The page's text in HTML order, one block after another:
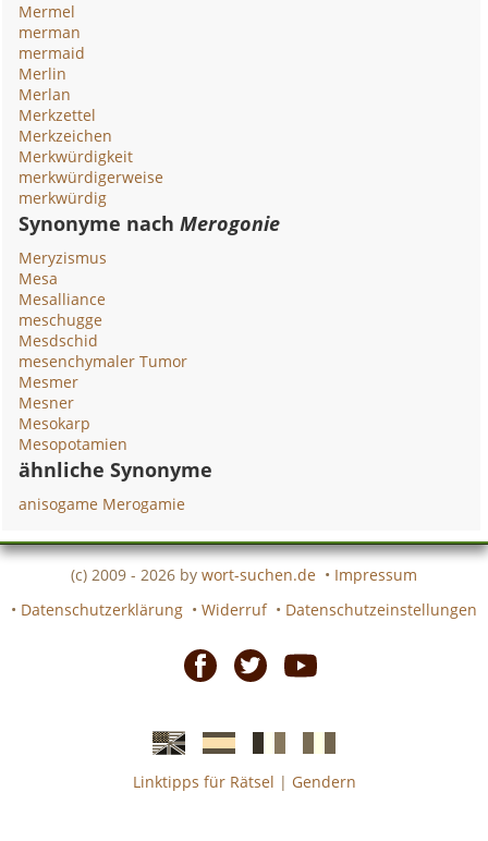
Mermel
merman
mermaid
Merlin
Merlan
Merkzettel
Merkzeichen
Merkwürdigkeit
merkwürdigerweise
merkwürdig
Synonyme nachMerogonie
Meryzismus
Mesa
Mesalliance
meschugge
Mesdschid
mesenchymaler Tumor
Mesmer
Mesner
Mesokarp
Mesopotamien
ähnliche Synonyme
anisogame Merogamie
(c) 2009 - 2026 by wort-suchen.de • Impressum
• Datenschutzerklärung • Widerruf • Datenschutzeinstellungen
EnglischeSpanischefranzösicheitalienische
Linktipps für Rätsel | Gendern